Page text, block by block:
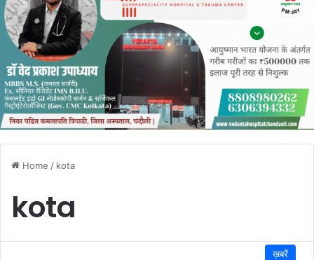
Home / kota
kota
ख़बरें